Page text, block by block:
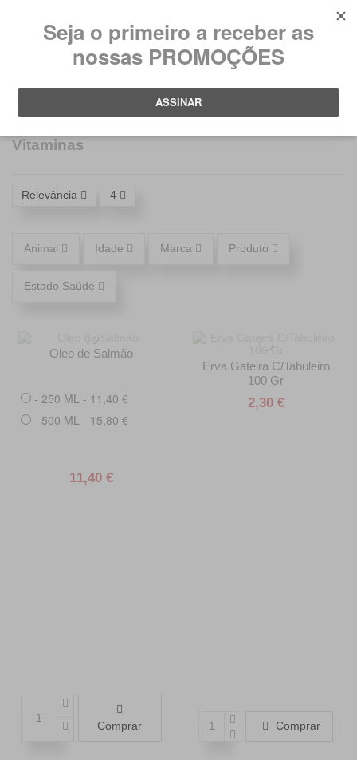
Vitaminas
Vitaminas
Relevância 4
Animal Idade Marca Produto
Estado Saúde
Oleo de Salmão
- 250 ML - 11,40 €
- 500 ML - 15,80 €
11,40 €
Comprar
Erva Gateira C/Tabuleiro
100 Gr
2,30 €
Comprar